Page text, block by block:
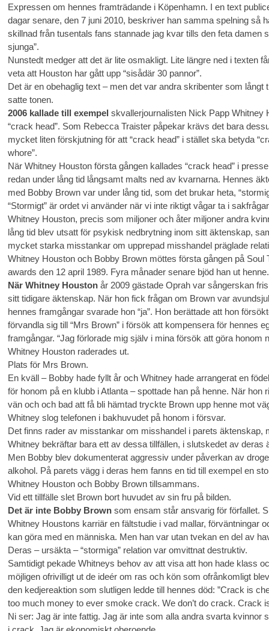
Expressen om hennes framträdande i Köpenhamn. I en text
dagar senare, den 7 juni 2010, beskriver han samma spelning så
skillnad från tusentals fans stannade jag kvar tills den feta damen
sjunga”.
Nunstedt medger att det är lite osmakligt. Lite längre ned i texten
veta att Houston har gått upp “sisådär 30 pannor”.
Det är en obehaglig text – men det var andra skribenter som långt
satte tonen.
2006 kallade till exempel skvallerjournalisten Nick Papp Whitney
“crack head”. Som Rebecca Traister påpekar krävs det bara
mycket liten förskjutning för att “crack head” i stället ska betyda
whore”.
När Whitney Houston första gången kallades “crack head” i
redan under lång tid långsamt malts ned av kvarnarna. Hennes
med Bobby Brown var under lång tid, som det brukar heta,
“Stormigt” är ordet vi använder när vi inte riktigt vågar ta i
Whitney Houston, precis som miljoner och åter miljoner andra
lång tid blev utsatt för psykisk nedbrytning inom sitt äktenskap,
mycket starka misstankar om upprepad misshandel präglade
Whitney Houston och Bobby Brown möttes första gången på Soul
awards den 12 april 1989. Fyra månader senare bjöd han ut henne.
När Whitney Houston år 2009 gästade Oprah var sångerskan
sitt tidigare äktenskap. När hon fick frågan om Brown var
hennes framgångar svarade hon “ja”. Hon berättade att hon
förvandla sig till “Mrs Brown” i försök att kompensera för hennes
framgångar. “Jag förlorade mig själv i mina försök att göra honom
Whitney Houston raderades ut.
Plats för Mrs Brown.
En kväll – Bobby hade fyllt år och Whitney hade arrangerat en
för honom på en klubb i Atlanta – spottade han på henne. När hon
vän och och bad att få bli hämtad tryckte Brown upp henne mot
Whitney slog telefonen i bakhuvudet på honom i försvar.
Det finns rader av misstankar om misshandel i parets äktenskap,
Whitney bekräftar bara ett av dessa tillfällen, i slutskedet av deras
Men Bobby blev dokumenterat aggressiv under påverkan av
alkohol. På parets vägg i deras hem fanns en tid till exempel en
Whitney Houston och Bobby Brown tillsammans.
Vid ett tillfälle slet Brown bort huvudet av sin fru på bilden.
Det är inte Bobby Brown som ensam står ansvarig för förfallet.
Whitney Houstons karriär en fältstudie i vad mallar, förväntningar
kan göra med en människa. Men han var utan tvekan en del av
Deras – ursäkta – “stormiga” relation var omvittnat destruktiv.
Samtidigt pekade Whitneys behov av att visa att hon hade klass
möjligen ofrivilligt ut de ideér om ras och kön som ofrånkomligt
den kedjereaktion som slutligen ledde till hennes död: ”Crack is
too much money to ever smoke crack. We don’t do crack. Crack
Ni ser: Jag är inte fattig. Jag är inte som alla andra svarta kvinnor